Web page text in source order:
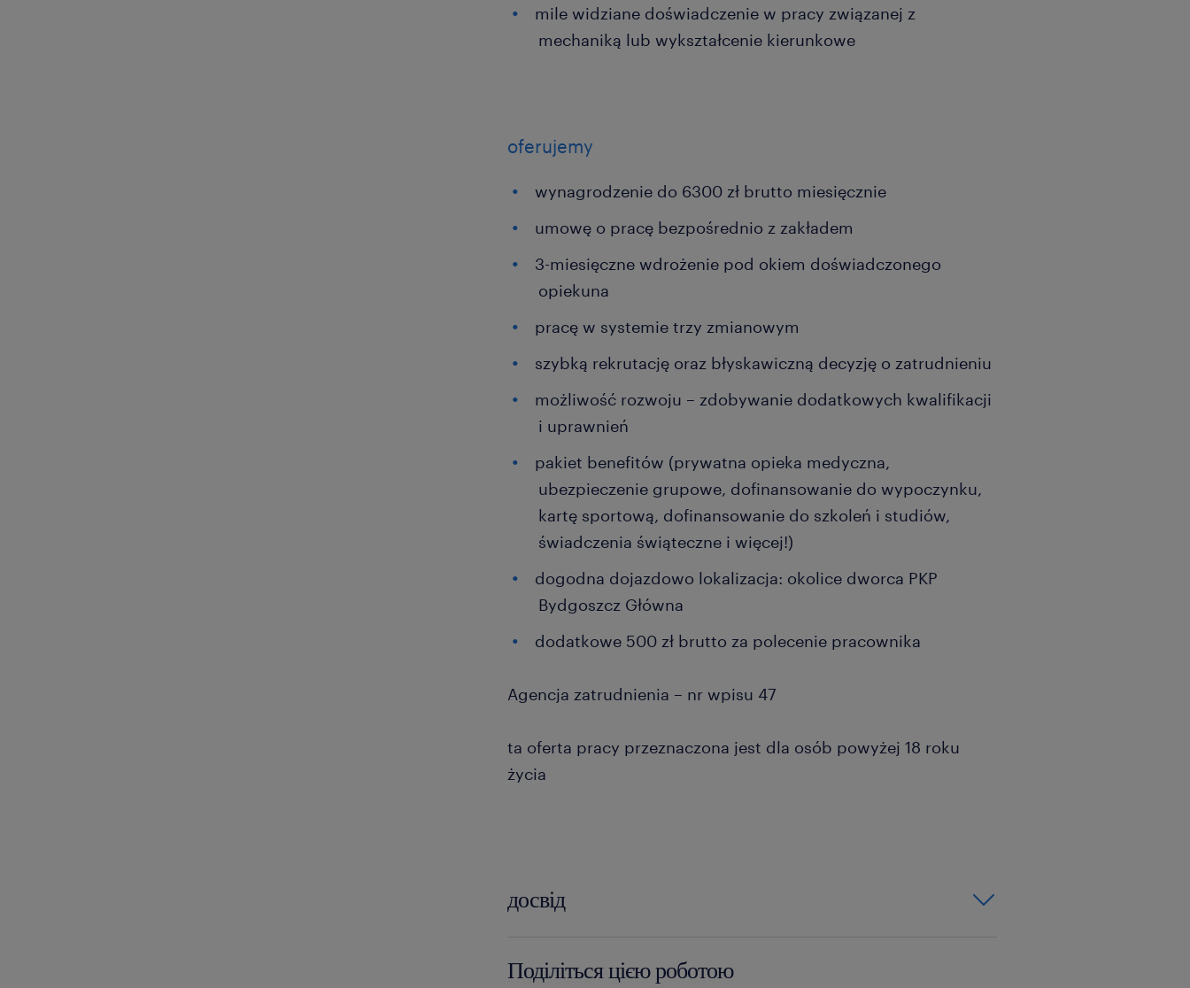
mile widziane doświadczenie w pracy związanej z
mechaniką lub wykształcenie kierunkowe
oferujemy
wynagrodzenie do 6300 zł brutto miesięcznie
umowę o pracę bezpośrednio z zakładem
3-miesięczne wdrożenie pod okiem doświadczonego
opiekuna
pracę w systemie trzy zmianowym
szybką rekrutację oraz błyskawiczną decyzję o zatrudnieniu
możliwość rozwoju – zdobywanie dodatkowych kwalifikacji
i uprawnień
pakiet benefitów (prywatna opieka medyczna,
ubezpieczenie grupowe, dofinansowanie do wypoczynku,
kartę sportową, dofinansowanie do szkoleń i studiów,
świadczenia świąteczne i więcej!)
dogodna dojazdowo lokalizacja: okolice dworca PKP
Bydgoszcz Główna
dodatkowe 500 zł brutto za polecenie pracownika
Agencja zatrudnienia – nr wpisu 47
ta oferta pracy przeznaczona jest dla osób powyżej 18 roku
życia
досвід
Поділіться цією роботою